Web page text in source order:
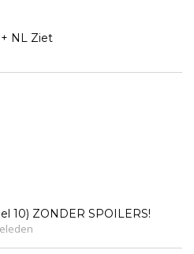
+ NL Ziet
10) ZONDER SPOILERS!